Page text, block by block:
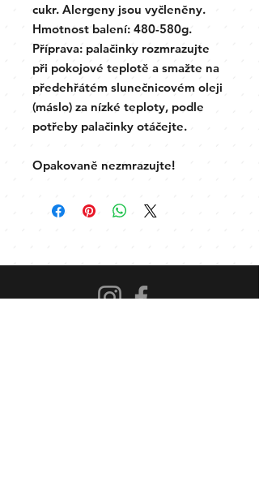
cukr. Alergeny jsou vyčleněny.
Hmotnost balení: 480-580g.
Příprava: palačinky rozmrazujte
při pokojové teplotě a smažte na
předehřátém slunečnicovém oleji
(máslo) za nízké teploty, podle
potřeby palačinky otáčejte.
Opakovaně nezmrazujte!